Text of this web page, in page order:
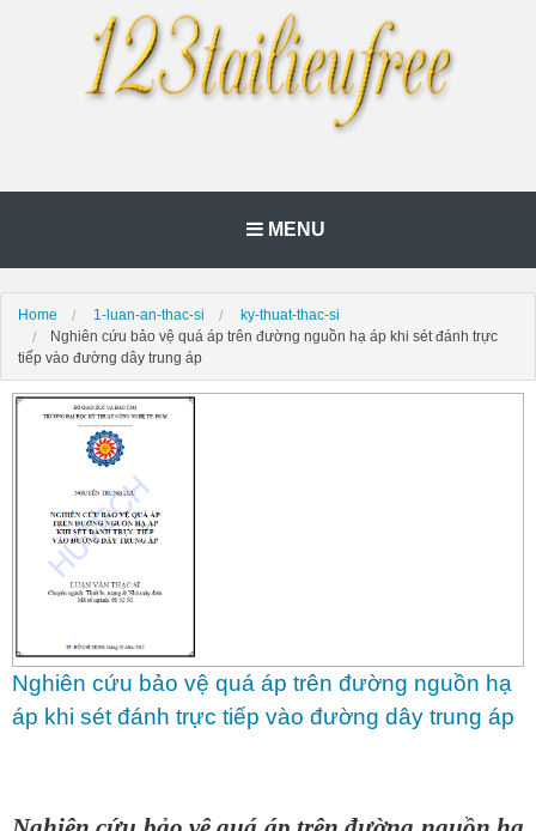
MENU
Home 1-luan-an-thac-si
ky-thuat-thac-si
Nghiên cứu bảo vệ quá áp trên đường nguồn hạ áp khi sét đánh trực
tiếp vào đường dây trung áp
Nghiên cứu bảo vệ quá áp trên đường nguồn hạ
áp khi sét đánh trực tiếp vào đường dây trung áp